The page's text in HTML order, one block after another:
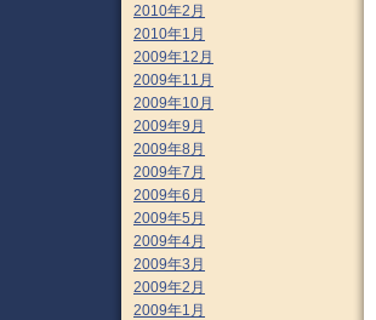
2010年2月
2010年1月
2009年12月
2009年11月
2009年10月
2009年9月
2009年8月
2009年7月
2009年6月
2009年5月
2009年4月
2009年3月
2009年2月
2009年1月